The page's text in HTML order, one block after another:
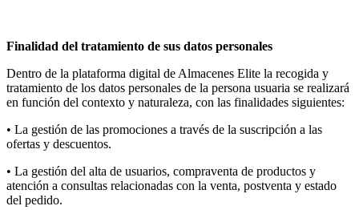
Finalidad del tratamiento de sus datos personales
Dentro de la plataforma digital de Almacenes Elite la recogida y
tratamiento de los datos personales de la persona usuaria se realizará
en función del contexto y naturaleza, con las finalidades siguientes:
• La gestión de las promociones a través de la suscripción a las
ofertas y descuentos.
• La gestión del alta de usuarios, compraventa de productos y
atención a consultas relacionadas con la venta, postventa y estado
del pedido.